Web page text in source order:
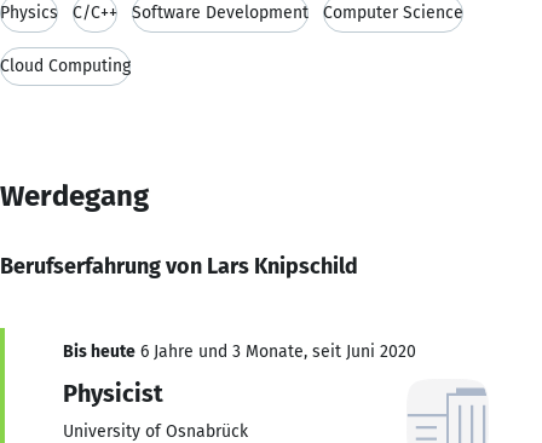
Physics C/C++ Software Development Computer Science
Cloud Computing
Werdegang
Berufserfahrung von Lars Knipschild
Bis heute 6 Jahre und 3 Monate, seit Juni 2020
Physicist
University of Osnabrück